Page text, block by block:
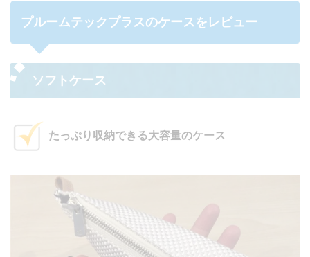
プルームテックプラスのケースをレビュー
ソフトケース
たっぷり収納できる大容量のケース